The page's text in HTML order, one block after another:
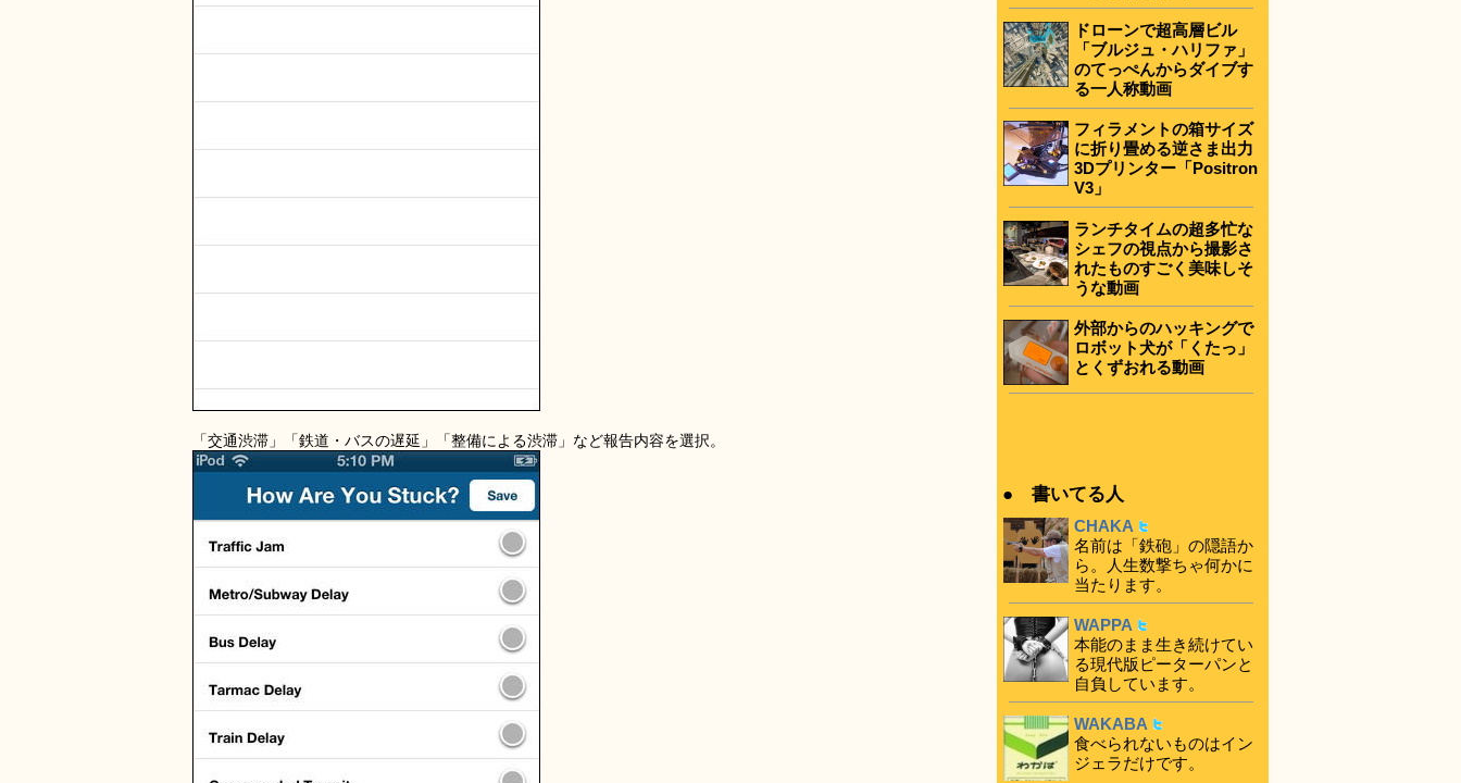
「交通渋滞」「鉄道・バスの遅延」「整備による渋滞」など報告内容を選択。
ドローンで超高層ビル
「ブルジュ・ハリファ」
のてっぺんからダイブす
る一人称動画
フィラメントの箱サイズ
に折り畳める逆さま出力
3Dプリンター「Positron
V3」
ランチタイムの超多忙な
シェフの視点から撮影さ
れたものすごく美味しそ
うな動画
外部からのハッキングで
ロボット犬が「くたっ」
とくずおれる動画
● 書いてる人
CHAKA
名前は「鉄砲」の隠語か
ら。人生数撃ちゃ何かに
当たります。
WAPPA
本能のまま生き続けてい
る現代版ピーターパンと
自負しています。
WAKABA
食べられないものはイン
ジェラだけです。